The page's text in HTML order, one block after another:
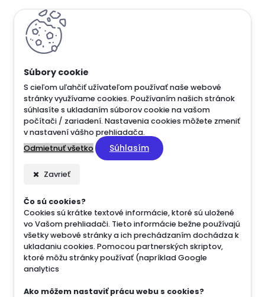
S cieľom uľahčiť užívateľom používať naše webové
stránky využívame cookies. Používaním našich stránok
súhlasíte s ukladaním súborov cookie na vašom
počítači / zariadení. Nastavenia cookies môžete zmeniť
v nastavení vášho prehliadača.
Odmietnuť všetko
Súhlasím
Zavrieť
Čo sú cookies?
Cookies sú krátke textové informácie, ktoré sú uložené
vo Vašom prehliadači. Tieto informácie bežne používajú
všetky webové stránky a ich prechádzaním dochádza k
ukladaniu cookies. Pomocou partnerských skriptov,
ktoré môžu stránky používať (napríklad Google
analytics
Ako môžem nastaviť prácu webu s cookies?